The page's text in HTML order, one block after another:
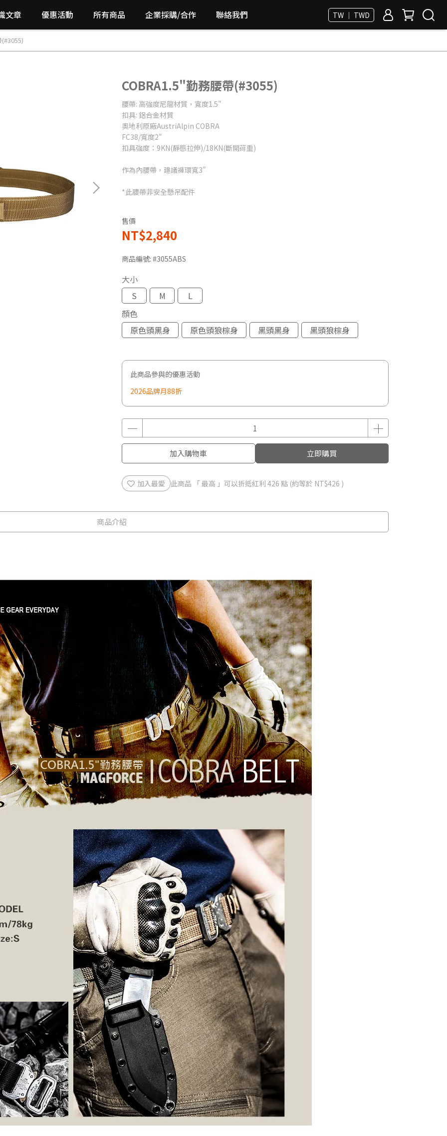
文章 優惠活動 所有商品 企業採購/合作 聯絡我們 TW ｜ TWD
COBRA1.5"勤務腰帶(#3055)
腰帶: 高強度尼龍材質，寬度1.5"
扣具: 鋁合金材質
奧地利原廠AustriAlpin COBRA
FC38/寬度2"
扣具強度：9KN(靜態拉伸)/18KN(斷開荷重)
作為內腰帶，建議褲環寬3"
*此腰帶非安全懸吊配件
售價
NT$2,840
商品編號: #3055ABS
大小
S
M
L
顏色
原色頭黑身
原色頭狼棕身 黑頭黑身 黑頭狼棕身
此商品參與的優惠活動
2026品牌月88折
加入購物車 立即購買
加入最愛 此商品 「 最高 」可以折抵紅利 426 點 (約等於 NT$426 )
商品介紹